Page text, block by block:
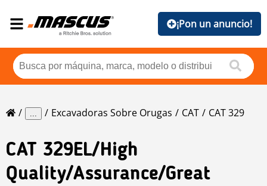
¡Pon un anuncio!
... Excavadoras Sobre Orugas CAT CAT 329
CAT 329EL/High
Quality/assurance/Great